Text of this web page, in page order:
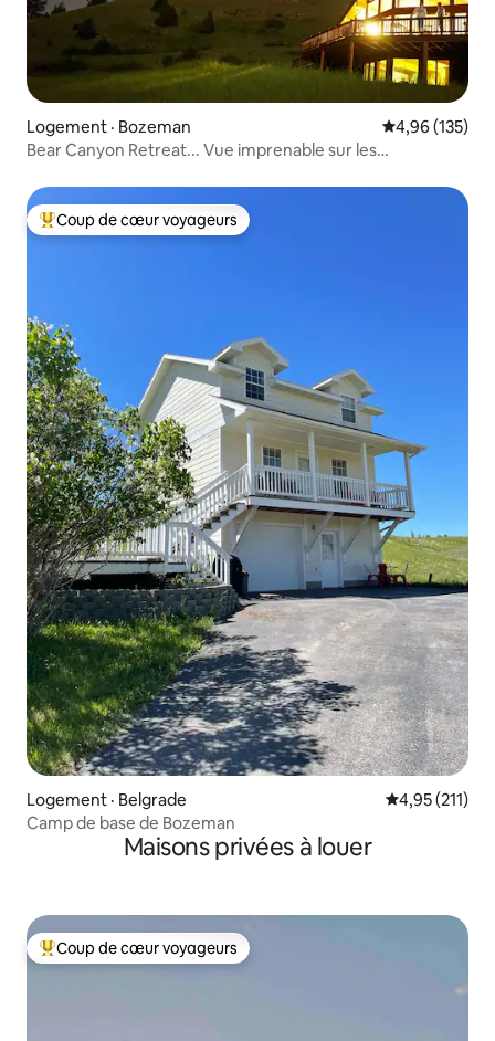
Logement · Bozeman Note
4,96 (135)
Bear Canyon Retreat... Vue imprenable sur les
Coup de cœur voyageurs parmi les plus aimés
Coup de cœur voyageurs
Logement · Belgrade Note
4,95 (211)
Camp de base de Bozeman
Maisons privées à louer
Coup de cœur voyageurs parmi les plus aimés
Coup de cœur voyageurs